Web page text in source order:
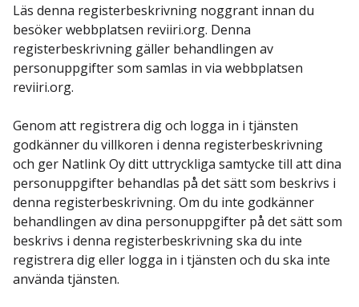
Läs denna registerbeskrivning noggrant innan du
besöker webbplatsen reviiri.org. Denna
registerbeskrivning gäller behandlingen av
personuppgifter som samlas in via webbplatsen
reviiri.org.
Genom att registrera dig och logga in i tjänsten
godkänner du villkoren i denna registerbeskrivning
och ger Natlink Oy ditt uttryckliga samtycke till att dina
personuppgifter behandlas på det sätt som beskrivs i
denna registerbeskrivning. Om du inte godkänner
behandlingen av dina personuppgifter på det sätt som
beskrivs i denna registerbeskrivning ska du inte
registrera dig eller logga in i tjänsten och du ska inte
använda tjänsten.